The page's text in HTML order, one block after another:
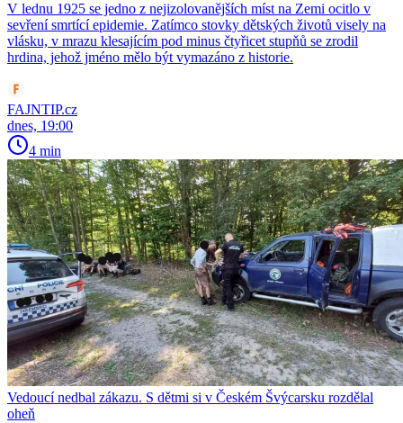
V lednu 1925 se jedno z nejizolovanějších míst na Zemi ocitlo v
sevření smrtící epidemie. Zatímco stovky dětských životů visely na
vlásku, v mrazu klesajícím pod minus čtyřicet stupňů se zrodil
hrdina, jehož jméno mělo být vymazáno z historie.
FAJNTIP.cz
dnes, 19:00
4 min
Vedoucí nedbal zákazu. S dětmi si v Českém Švýcarsku rozdělal
oheň